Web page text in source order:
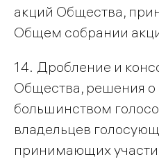
акций Общества,
Общем собрании
14. Дробление и
Общества, решения
большинством
владельцев
принимающих